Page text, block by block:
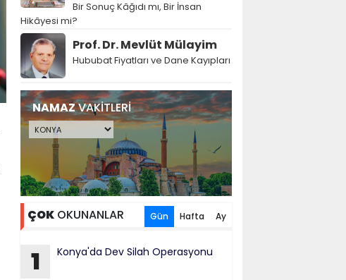
Bir Sonuç Kâğıdı mı, Bir İnsan
Hikâyesi mi?
Prof. Dr. Mevlüt Mülayim
Hububat Fiyatları ve Dane Kayıpları
NAMAZVAKİTLERİ
ÇOK OKUNANLAR Gün Hafta Ay
1 Konya'da Dev Silah Operasyonu